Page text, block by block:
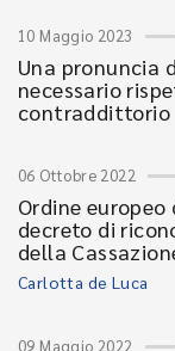
10 Maggio 2023
Una pronuncia
necessario
contraddittorio
06 Ottobre 2022
Ordine
decreto di
della
Carlotta de Luca
09 Maggio 2022